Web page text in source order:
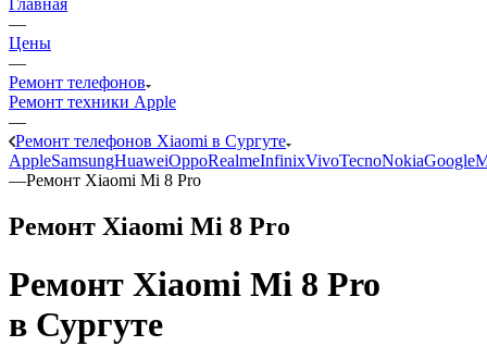
Главная
—
Цены
—
Ремонт телефонов
Ремонт техники Apple
—
Ремонт телефонов Xiaomi в Сургуте
AppleSamsungHuaweiOppoRealmeInfinixVivoTecnoNokiaGoogle
—Ремонт Xiaomi Mi 8 Pro
Ремонт Xiaomi Mi 8 Pro
Ремонт Xiaomi Mi 8 Pro
в Сургуте